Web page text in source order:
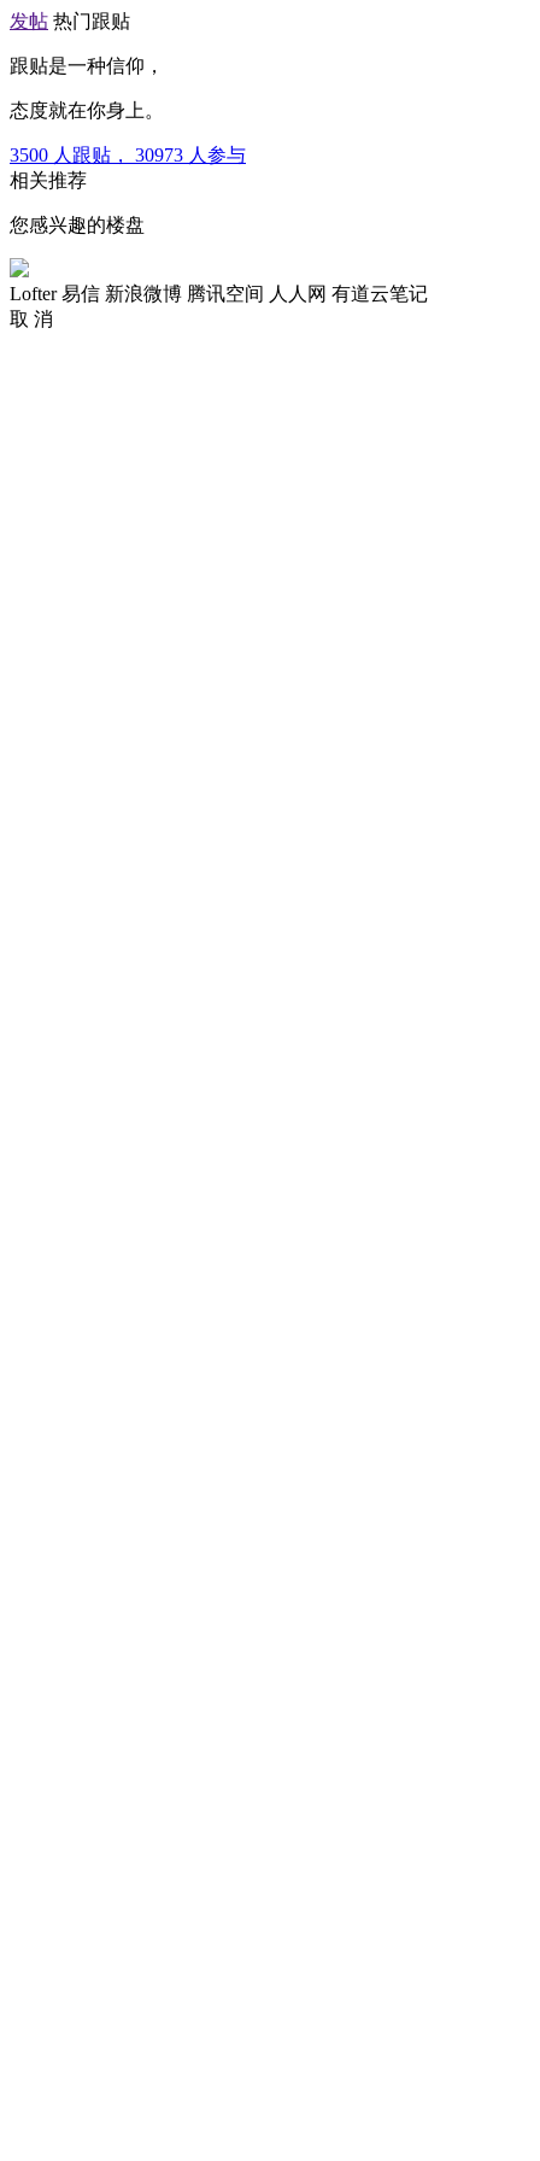
发帖 热门跟贴
跟贴是一种信仰，
态度就在你身上。
3500 人跟贴， 30973 人参与
相关推荐
您感兴趣的楼盘
Lofter 易信 新浪微博 腾讯空间 人人网 有道云笔记
取 消